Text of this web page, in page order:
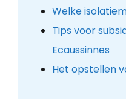
Welke
Tips voor
Ecaussinnes
Het opstellen